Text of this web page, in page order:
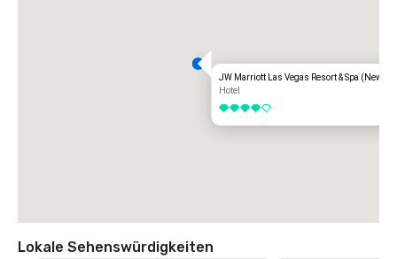
JW Marriott Las Vegas Resort & Spa (Newly
Hotel
4 von 5
Lokale Sehenswürdigkeiten